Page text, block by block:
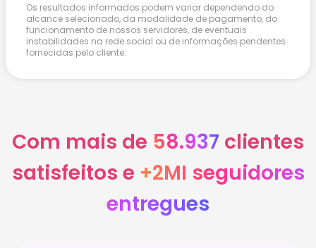
Os resultados informados podem variar dependendo do
alcance selecionado, da modalidade de pagamento, do
funcionamento de nossos servidores, de eventuais
instabilidades na rede social ou de informações pendentes
fornecidas pelo cliente.
Com mais de 58.937 clientes
satisfeitos e +2MI seguidores
entregues